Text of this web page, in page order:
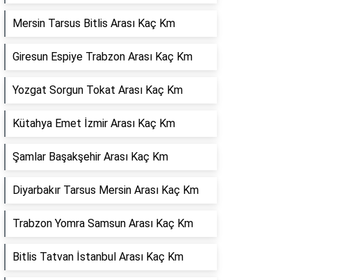
Mersin Tarsus Bitlis Arası Kaç Km
Giresun Espiye Trabzon Arası Kaç Km
Yozgat Sorgun Tokat Arası Kaç Km
Kütahya Emet İzmir Arası Kaç Km
Şamlar Başakşehir Arası Kaç Km
Diyarbakır Tarsus Mersin Arası Kaç Km
Trabzon Yomra Samsun Arası Kaç Km
Bitlis Tatvan İstanbul Arası Kaç Km